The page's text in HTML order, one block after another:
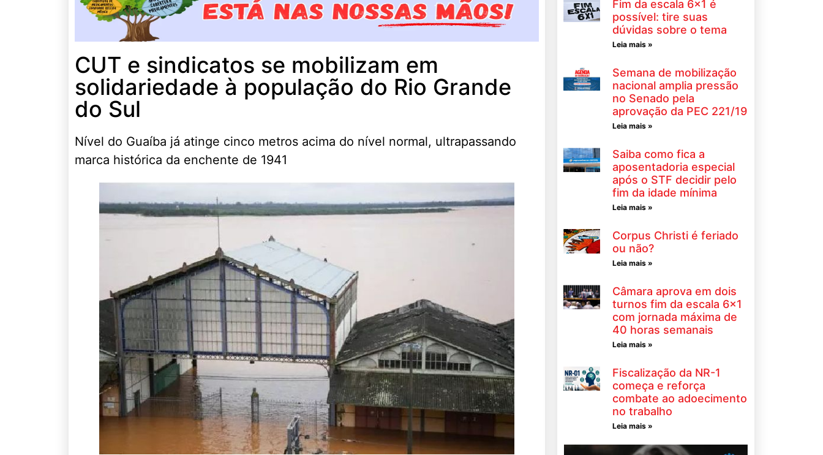
CUT e sindicatos se mobilizam em
solidariedade à população do Rio Grande
do Sul
Nível do Guaíba já atinge cinco metros acima do nível normal, ultrapassando
marca histórica da enchente de 1941
Fim da escala 6×1 é
possível: tire suas
dúvidas sobre o tema
Leia mais »
Semana de mobilização
nacional amplia pressão
no Senado pela
aprovação da PEC 221/19
Leia mais »
Saiba como fica a
aposentadoria especial
após o STF decidir pelo
fim da idade mínima
Leia mais »
Corpus Christi é feriado
ou não?
Leia mais »
Câmara aprova em dois
turnos fim da escala 6×1
com jornada máxima de
40 horas semanais
Leia mais »
Fiscalização da NR-1
começa e reforça
combate ao adoecimento
no trabalho
Leia mais »